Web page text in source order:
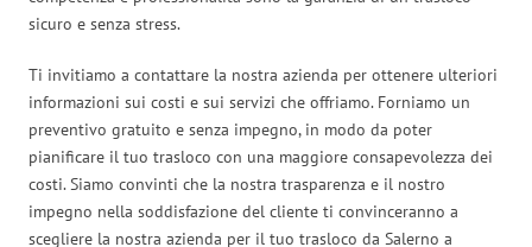
sicuro e senza stress.
Ti invitiamo a contattare la nostra azienda per ottenere ulteriori
informazioni sui costi e sui servizi che offriamo. Forniamo un
preventivo gratuito e senza impegno, in modo da poter
pianificare il tuo trasloco con una maggiore consapevolezza dei
costi. Siamo convinti che la nostra trasparenza e il nostro
impegno nella soddisfazione del cliente ti convinceranno a
scegliere la nostra azienda per il tuo trasloco da Salerno a